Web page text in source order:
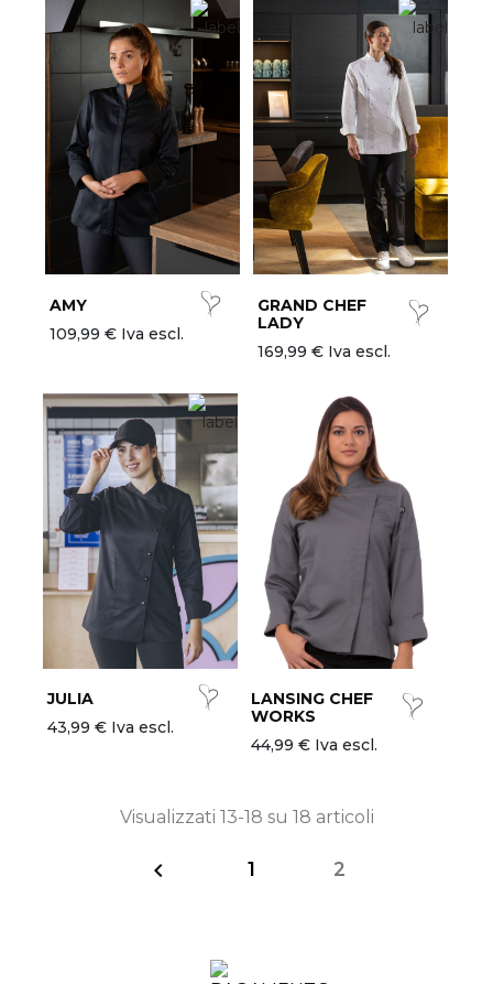
AMY
109,99 € Iva escl.
GRAND CHEF
LADY
169,99 € Iva escl.
JULIA
43,99 € Iva escl.
LANSING CHEF
WORKS
44,99 € Iva escl.
Visualizzati 13-18 su 18 articoli
 1 2